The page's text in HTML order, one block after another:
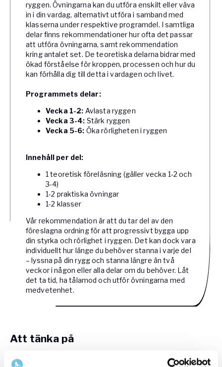
ryggen. Övningarna kan du utföra enskilt eller väva
in i din vardag, alternativt utföra i samband med
klasserna under respektive programdel. I samtliga
delar finns rekommendationer hur ofta det passar
att utföra övningarna, samt rekommendation
kring antalet set. De teoretiska delarna bidrar med
ökad förståelse för kroppen, processen och hur du
kan förhålla dig till detta i vardagen och livet.
Programmets delar:
Vecka 1-2: Avlasta ryggen
Vecka 3-4: Stärk ryggen
Vecka 5-6: Öka rörligheten i ryggen
Innehåll per del:
1 teoretisk föreläsning (gäller vecka 1-2 och
3-4)
1-2 praktiska övningar
1-2 klasser
Vår rekommendation är att du tar del av den
föreslagna ordning för att progressivt bygga upp
din styrka och rörlighet i ryggen. Det kan dock vara
individuellt hur länge du behöver stanna i varje del
– lyssna på din rygg och stanna längre än två
veckor i någon eller alla delar om du behöver. Låt
det ta tid, ha tålamod och utför övningarna med
medvetenhet.
Att tänka på
Ha i åtanke att de rekommenderade övningarna